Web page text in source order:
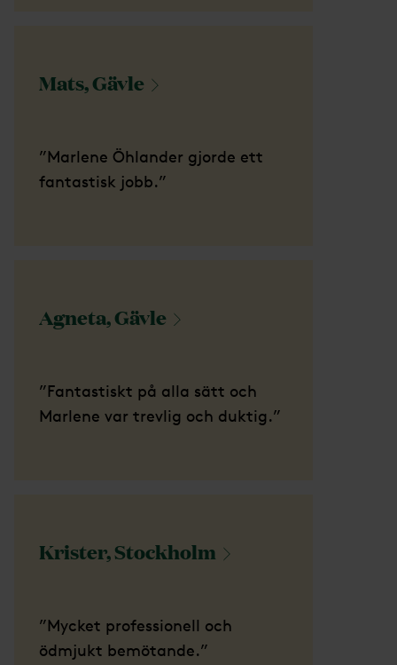
Mats,Gävle
”Marlene Öhlander gjorde ett
fantastisk jobb.”
Agneta,Gävle
”Fantastiskt på alla sätt och
Marlene var trevlig och duktig.”
Krister,Stockholm
”Mycket professionell och
ödmjukt bemötande.”